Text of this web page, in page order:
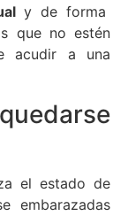
y de forma
que no estén
acudir a una
el estado de
embarazadas